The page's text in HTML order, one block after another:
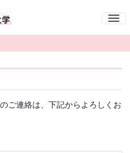
ご連絡は、下記からよろしくお